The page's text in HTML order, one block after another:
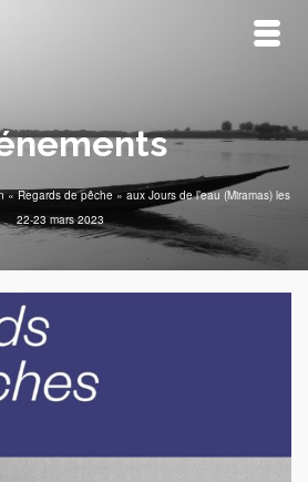
« Regards de pêche » aux Jours de l’eau (Miramas) les
22-23 mars 2023